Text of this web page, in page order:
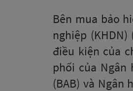
Bên mua bảo
nghiệp
điều kiện của
phối của Ngân
(BAB) và Ngân